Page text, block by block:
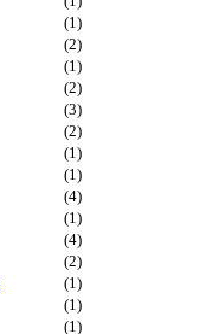
(1)
(2)
(1)
(2)
(3)
(2)
(1)
(1)
(4)
(1)
(4)
(2)
(1)
(1)
(1)